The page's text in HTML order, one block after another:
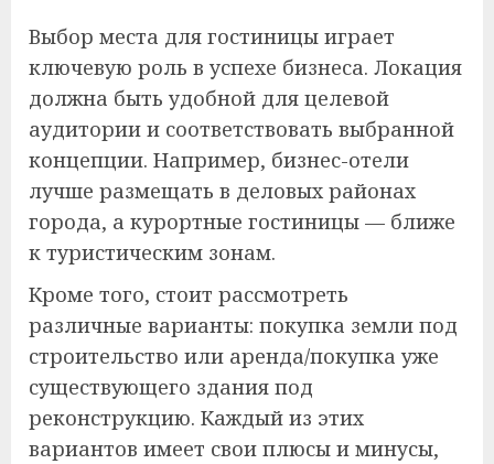
Выбор места для гостиницы играет
ключевую роль в успехе бизнеса. Локация
должна быть удобной для целевой
аудитории и соответствовать выбранной
концепции. Например, бизнес-отели
лучше размещать в деловых районах
города, а курортные гостиницы — ближе
к туристическим зонам.
Кроме того, стоит рассмотреть
различные варианты: покупка земли под
строительство или аренда/покупка уже
существующего здания под
реконструкцию. Каждый из этих
вариантов имеет свои плюсы и минусы,